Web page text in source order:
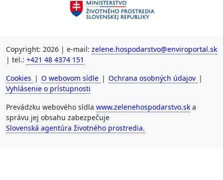
Copyright: 2026 | e-mail: zelene.hospodarstvo@enviroportal.sk
| tel.: +421 48 4374 151
Cookies | O webovom sídle | Ochrana osobných údajov |
Vyhlásenie o prístupnosti
Prevádzku webového sídla www.zelenehospodarstvo.sk a
správu jej obsahu zabezpečuje
Slovenská agentúra životného prostredia.